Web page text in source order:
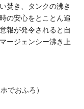
焚き、タンクの沸き
の安心をとことん追
報が発令されると自
ージェンシー沸き上